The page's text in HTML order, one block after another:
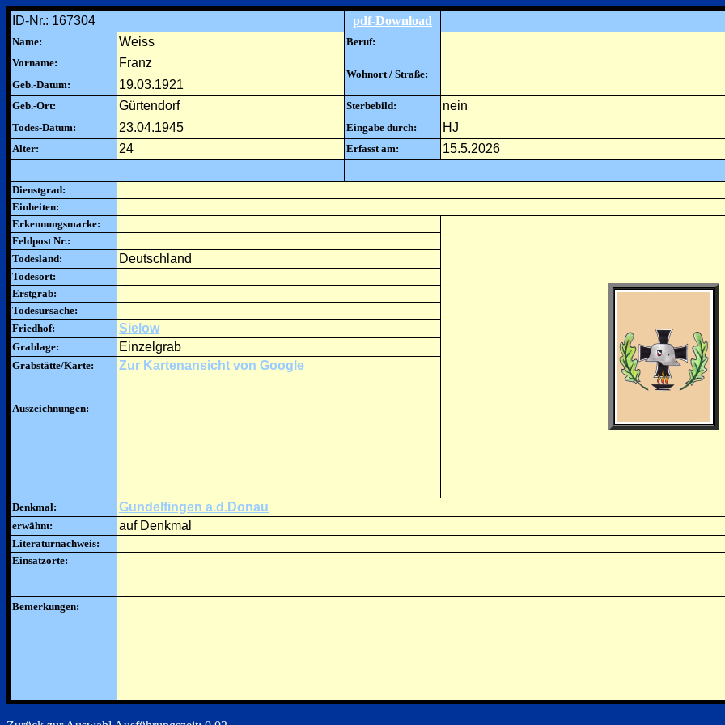
ID-Nr.: 167304 pdf-Download
Name: Weiss
Beruf:
Vorname:
Franz
Wohnort / Straße:
Geb.-Datum:
19.03.1921
Geb.-Ort: Gürtendorf Sterbebild: nein
Todes-Datum: 23.04.1945 Eingabe durch: HJ
Alter: 24 Erfasst am: 15.5.2026
Dienstgrad:
Einheiten:
Erkennungsmarke:
Feldpost Nr.:
Todesland:
Deutschland
Todesort:
Erstgrab:
Todesursache:
Friedhof:
Sielow
Grablage: Einzelgrab
Grabstätte/Karte: Zur Kartenansicht von Google
Auszeichnungen:
Denkmal: Gundelfingen a.d.Donau
erwähnt: auf Denkmal
Literaturnachweis:
Einsatzorte:
Bemerkungen: